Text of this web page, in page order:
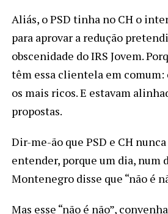
Aliás, o PSD tinha no CH o
para aprovar a redução
obscenidade do IRS Jovem.
têm essa clientela em comum:
os mais ricos. E estavam
propostas.
Dir-me-ão que PSD e CH
entender, porque um dia, num
Montenegro disse que “não é
Mas esse “não é não”,